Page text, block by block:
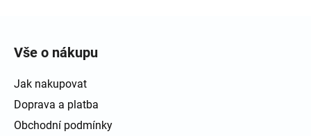
Vše o nákupu
Jak nakupovat
Doprava a platba
Obchodní podmínky